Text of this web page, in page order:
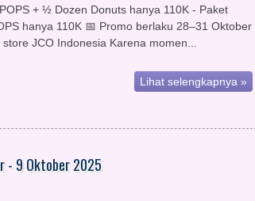
+ ½ Dozen Donuts hanya 110K - Paket
hanya 110K 📅 Promo berlaku 28–31 Oktober
JCO Indonesia Karena momen...
Lihat selengkapnya »
- 9 Oktober 2025